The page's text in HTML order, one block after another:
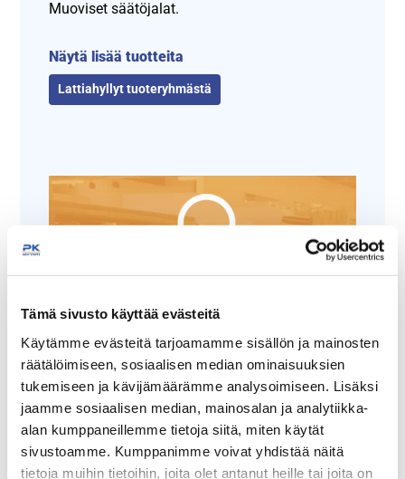
Tämä sivusto käyttää evästeitä
Käytämme evästeitä tarjoamamme sisällön ja mainosten
räätälöimiseen, sosiaalisen median ominaisuuksien
tukemiseen ja kävijämäärämme analysoimiseen. Lisäksi
jaamme sosiaalisen median, mainosalan ja analytiikka-
alan kumppaneillemme tietoja siitä, miten käytät
sivustoamme. Kumppanimme voivat yhdistää näitä
tietoja muihin tietoihin, joita olet antanut heille tai joita on
Muoviset säätöjalat.
Näytä lisää tuotteita
Lattiahyllyt tuoteryhmästä
Tämäkin laite sopivasti
rahoituksella
TUTUSTU ›